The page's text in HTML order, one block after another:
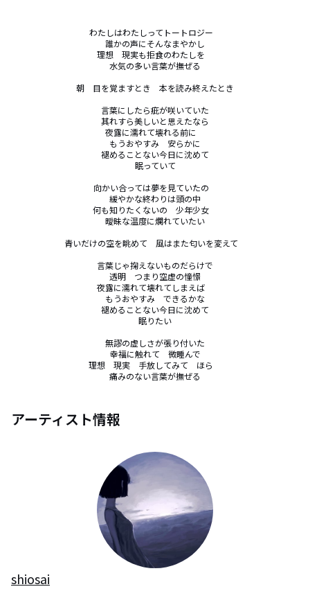
わたしはわたしってトートロジー
誰かの声にそんなまやかし
理想　現実も拒食のわたしを
水気の多い言葉が撫ぜる
朝　目を覚ますとき　本を読み終えたとき
言葉にしたら疵が咲いていた
其れすら美しいと思えたなら
夜露に濡れて壊れる前に
もうおやすみ　安らかに
褪めることない今日に沈めて
眠っていて
向かい合っては夢を見ていたの
緩やかな終わりは頭の中
何も知りたくないの　少年少女
曖昧な温度に爛れていたい
青いだけの空を眺めて　風はまた匂いを変えて
言葉じゃ掬えないものだらけで
透明　つまり空虚の憧憬
夜露に濡れて壊れてしまえば
もうおやすみ　できるかな
褪めることない今日に沈めて
眠りたい
無謬の虚しさが張り付いた
幸福に触れて　微睡んで
理想　現実　手放してみて　ほら
痛みのない言葉が撫ぜる
アーティスト情報
shiosai